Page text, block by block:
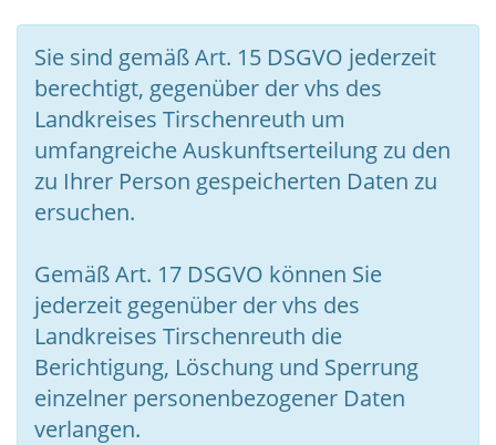
Sie sind gemäß Art. 15 DSGVO jederzeit
berechtigt, gegenüber der vhs des
Landkreises Tirschenreuth um
umfangreiche Auskunftserteilung zu den
zu Ihrer Person gespeicherten Daten zu
ersuchen.
Gemäß Art. 17 DSGVO können Sie
jederzeit gegenüber der vhs des
Landkreises Tirschenreuth die
Berichtigung, Löschung und Sperrung
einzelner personenbezogener Daten
verlangen.